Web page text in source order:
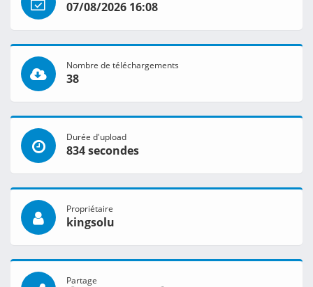
07/08/2026 16:08
Nombre de téléchargements
38
Durée d'upload
834 secondes
Propriétaire
kingsolu
Partage